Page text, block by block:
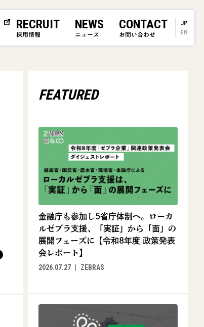
RECRUIT
採用情報
NEWS
ニュース
CONTACT
お問い合わせ EN
JP
FEATURED
金融庁も参加し5省庁体制へ。ローカ
ルゼブラ支援、「実証」から「面」の
展開フェーズに【令和8年度 政策発表
会レポート】
2026.07.27
ZEBRAS